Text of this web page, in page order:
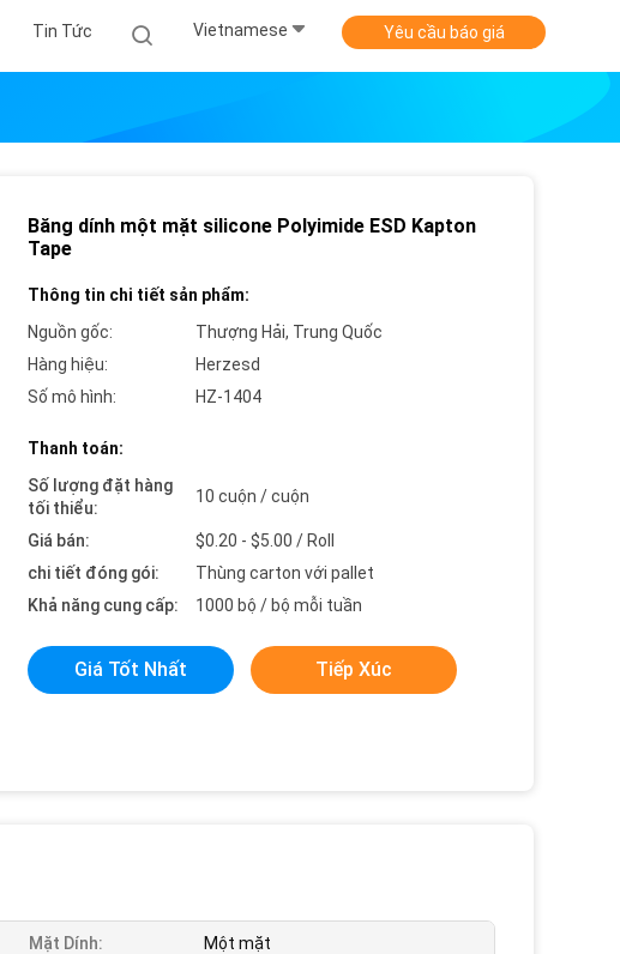
Tin Tức Vietnamese Yêu cầu báo giá
Băng dính một mặt silicone Polyimide ESD Kapton
Tape
Thông tin chi tiết sản phẩm:
Nguồn gốc:
Thượng Hải, Trung Quốc
Hàng hiệu:
Herzesd
Số mô hình:
HZ-1404
Thanh toán:
Số lượng đặt hàng
tối thiểu:
10 cuộn / cuộn
Giá bán:
$0.20 - $5.00 / Roll
chi tiết đóng gói:
Thùng carton với pallet
Khả năng cung cấp:
1000 bộ / bộ mỗi tuần
Giá Tốt Nhất Tiếp Xúc
Mặt Dính: Một mặt